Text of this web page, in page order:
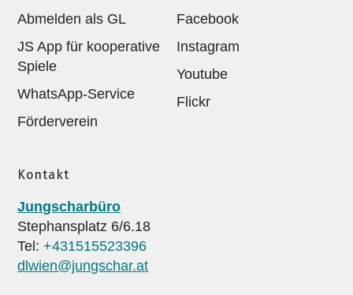
Abmelden als GL
JS App für kooperative
Spiele
WhatsApp-Service
Förderverein
Facebook
Instagram
Youtube
Flickr
Kontakt
Jungscharbüro
Stephansplatz 6/6.18
Tel:+431515523396
dlwien@jungschar.at